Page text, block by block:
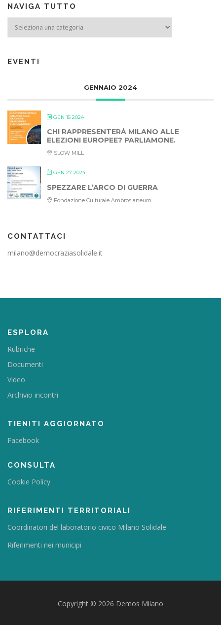
NAVIGA TUTTO
NAVIGA TUTTO
EVENTI
GENNAIO 2024
GEN 15 2024
CHI RAPPRESENTERÀ MILANO ALLE
ELEZIONI EUROPEE? PARLIAMONE.
SLOW MILL
GEN 27 2024
SPEZZARE L’ARCO DI GUERRA
Fondazione Culturale Ambrosianeum
CONTATTACI
milano@democraziasolidale.it
ESPLORA
Rubriche
Documenti
Video
Archivio incontri
TIENITI AGGIORNATO
Facebook
CONSULTA
Cookie Policy
RIFERIMENTI TERRITORIALI
Coordinatori del laboratorio civico Milano Solidale
Riferimenti nei municipi
Copyright © 2026 Demos Milano